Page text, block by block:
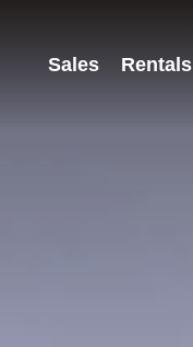
Sales Rentals